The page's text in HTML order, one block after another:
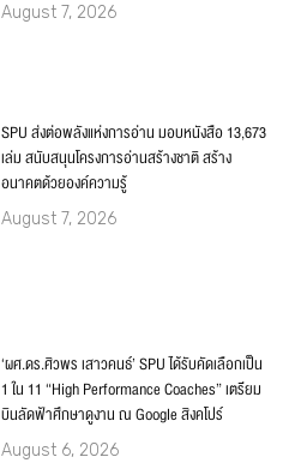
August 7, 2026
SPU ส่งต่อพลังแห่งการอ่าน มอบหนังสือ 13,673
เล่ม สนับสนุนโครงการอ่านสร้างชาติ สร้าง
อนาคตด้วยองค์ความรู้
August 7, 2026
‘ผศ.ดร.ศิวพร เสาวคนธ์’ SPU ได้รับคัดเลือกเป็น
1 ใน 11 “High Performance Coaches” เตรียม
บินลัดฟ้าศึกษาดูงาน ณ Google สิงคโปร์
August 6, 2026